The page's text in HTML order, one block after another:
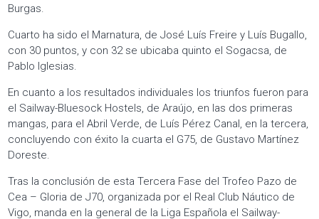
Burgas.
Cuarto ha sido el Marnatura, de José Luís Freire y Luís Bugallo,
con 30 puntos, y con 32 se ubicaba quinto el Sogacsa, de
Pablo Iglesias.
En cuanto a los resultados individuales los triunfos fueron para
el Sailway-Bluesock Hostels, de Araújo, en las dos primeras
mangas, para el Abril Verde, de Luís Pérez Canal, en la tercera,
concluyendo con éxito la cuarta el G75, de Gustavo Martínez
Doreste.
Tras la conclusión de esta Tercera Fase del Trofeo Pazo de
Cea – Gloria de J70, organizada por el Real Club Náutico de
Vigo, manda en la general de la Liga Española el Sailway-